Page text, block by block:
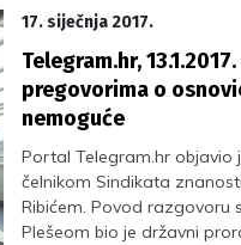
hrvatske politike, kako se
koja je sudbina plaća u
li hrvatski mentalitet
problemima EU i Hrvatske
intrigantnom intervjuu.
17. siječnja 2017.
Telegram.hr,
pregovorima o
nemoguće
Portal Telegram.hr objavio
čelnikom Sindikata
Ribićem. Povod razgovoru
Plešeom bio je državni